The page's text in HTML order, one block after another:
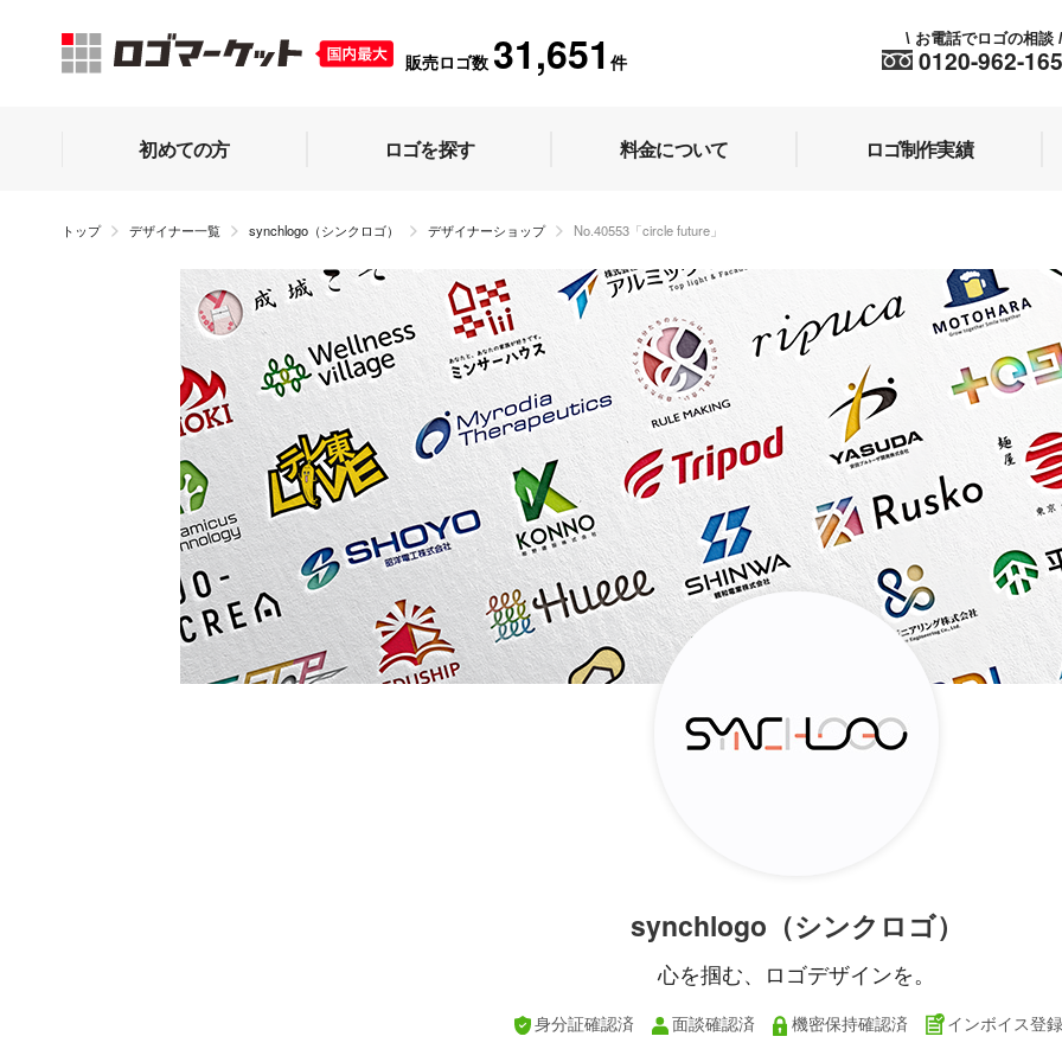
販売ロゴ数 31,651 件 0120-962-165
\ お電話でロゴの相談 /
初めての方 ロゴを探す 料金について ロゴ制作実績
トップ デザイナー一覧 synchlogo（シンクロゴ） デザイナーショップ No.40553「circle future」
synchlogo（シンクロゴ）
心を掴む、ロゴデザインを。
身分証確認済 面談確認済 機密保持確認済 インボイス登